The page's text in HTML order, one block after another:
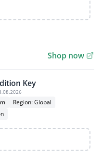
Shop now
Key
Region: Global